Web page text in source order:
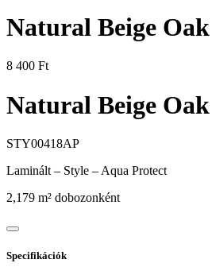
Natural Beige Oak
8 400 Ft
Natural Beige Oak
STY00418AP
Laminált – Style – Aqua Protect
2,179 m² dobozonként
Specifikációk